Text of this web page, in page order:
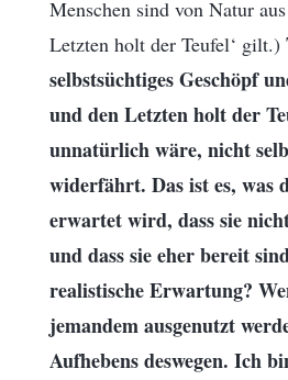
Menschen sind von Natur
Letzten holt der Teufel‘ gilt.)
selbstsüchtiges Geschöpf
und den Letzten holt der
unnatürlich wäre, nicht
widerfährt. Das ist es, was
erwartet wird, dass sie
und dass sie eher bereit
realistische Erwartung?
jemandem ausgenutzt
Aufhebens deswegen. Ich